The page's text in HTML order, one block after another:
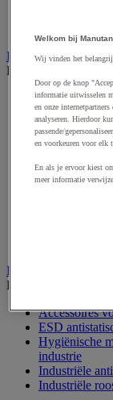
Industriële en
Bekijk de hele
Entresol voor
Lichte stelling
Palletstelling
Rek voor
Industriële mat,
Bekijk de hele
Accessoires
ESD
Hygiënische
industrie
Industriële
Industriële
Welkom bij
Wij vinden het
Door op de knop
informatie uitwisselen
en onze
analyseren. Hierdoor
passende/
en voorkeuren voor elk
En als je ervoor kiest
meer informatie